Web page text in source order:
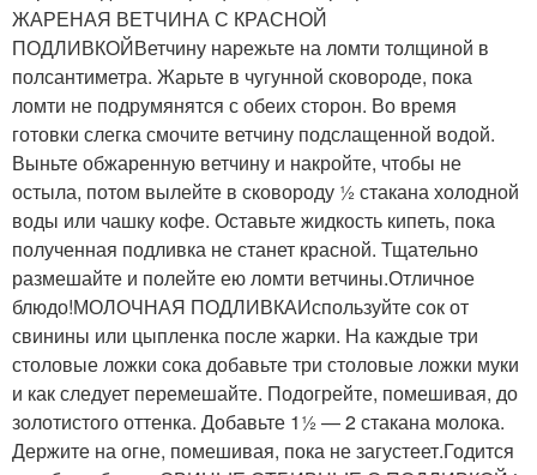
ЖАРЕНАЯ ВЕТЧИНА С КРАСНОЙ
ПОДЛИВКОЙВетчину нарежьте на ломти толщиной в
полсантиметра. Жарьте в чугунной сковороде, пока
ломти не подрумянятся с обеих сторон. Во время
готовки слегка смочите ветчину подслащенной водой.
Выньте обжаренную ветчину и накройте, чтобы не
остыла, потом вылейте в сковороду ½ стакана холодной
воды или чашку кофе. Оставьте жидкость кипеть, пока
полученная подливка не станет красной. Тщательно
размешайте и полейте ею ломти ветчины.Отличное
блюдо!МОЛОЧНАЯ ПОДЛИВКАИспользуйте сок от
свинины или цыпленка после жарки. На каждые три
столовые ложки сока добавьте три столовые ложки муки
и как следует перемешайте. Подогрейте, помешивая, до
золотистого оттенка. Добавьте 1½ — 2 стакана молока.
Держите на огне, помешивая, пока не загустеет.Годится